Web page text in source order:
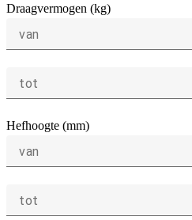
Draagvermogen (kg)
van
tot
Hefhoogte (mm)
van
tot